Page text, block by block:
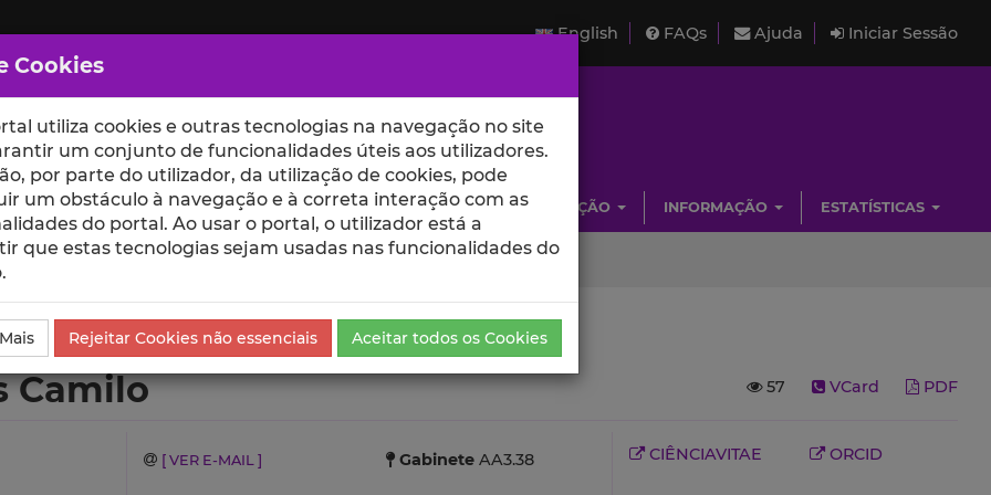
English FAQs Ajuda Iniciar Sessão
ESCOLAS UNIDADES INVESTIGAÇÃO INFORMAÇÃO ESTATÍSTICAS
57 VCard PDF
Camilo
[ VER E-MAIL ] GabineteAA3.38 CIÊNCIAVITAE ORCID
Cookies
utiliza cookies e outras tecnologias na navegação no site
um conjunto de funcionalidades úteis aos utilizadores.
por parte do utilizador, da utilização de cookies, pode
um obstáculo à navegação e à correta interação com as
do portal. Ao usar o portal, o utilizador está a
que estas tecnologias sejam usadas nas funcionalidades do
Rejeitar Cookies não essenciais Aceitar todos os Cookies